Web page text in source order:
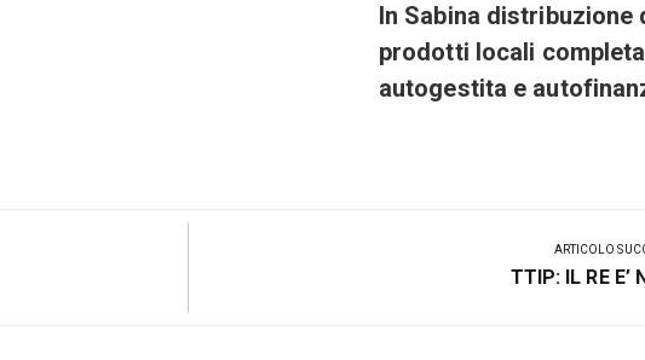
In Sabina distribuzione
prodotti locali
autogestita e
ARTICOLO
Prossimo
TTIP: IL RE E’